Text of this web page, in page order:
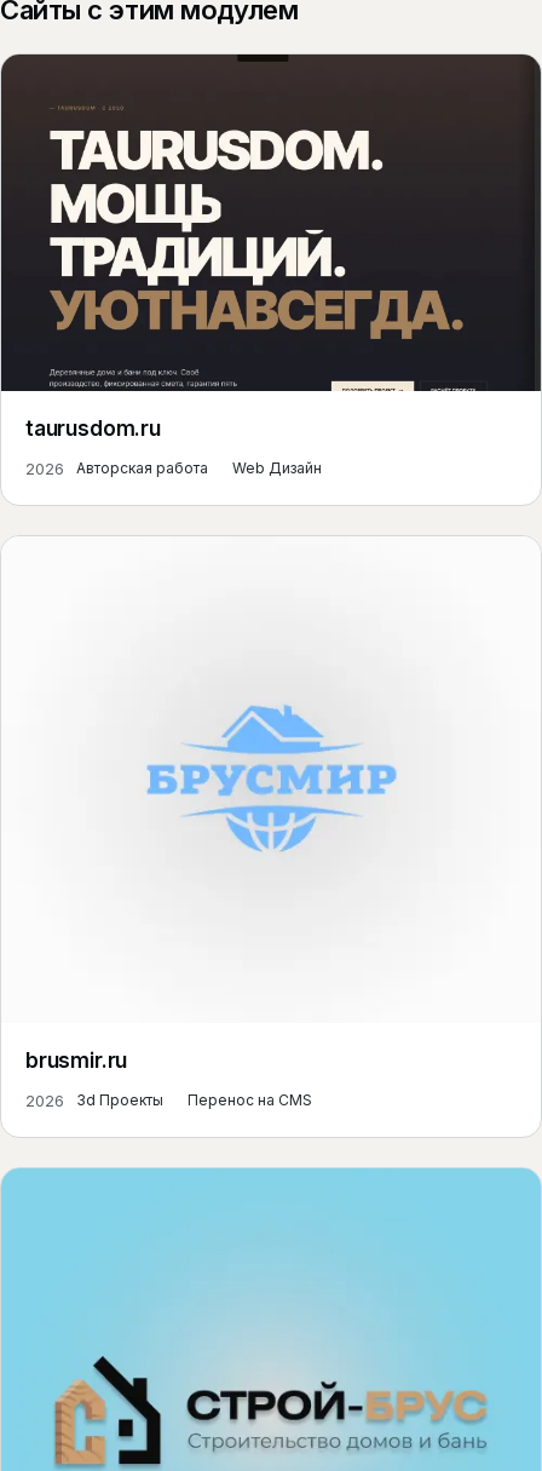
Сайты с этим модулем
taurusdom.ru
2026 Авторская работа Web Дизайн
brusmir.ru
2026 3d Проекты Перенос на CMS